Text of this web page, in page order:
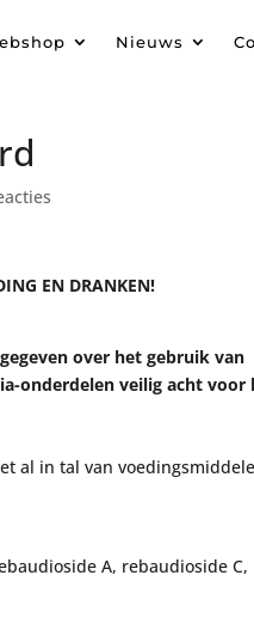
Nieuws
EN DRANKEN!
over het gebruik van
onderdelen veilig acht voor
al in tal van
A, rebaudioside C,